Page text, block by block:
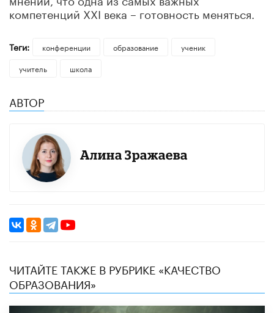
компетенций XXI века – готовность меняться.
Теги: конференции образование
ученик
учитель
школа
АВТОР
Алина Зражаева
ЧИТАЙТЕ ТАКЖЕ В РУБРИКЕ «КАЧЕСТВО
ОБРАЗОВАНИЯ»